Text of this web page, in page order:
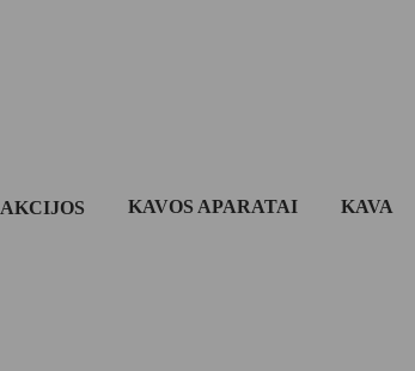
AKCIJOS KAVOS APARATAI KAVA